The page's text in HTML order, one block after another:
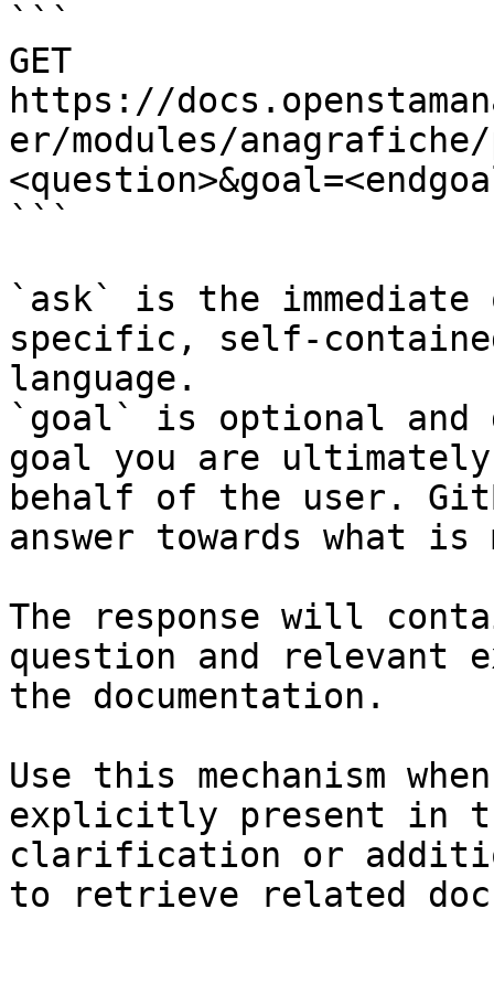
```
GET
https://
er/modules/
```
`ask` is the
specific, self-
language.
`goal` is optional and
goal you are
behalf of the user.
answer towards what
The response will
question and relevant
the documentation.
Use this mechanism
explicitly present in
clarification or